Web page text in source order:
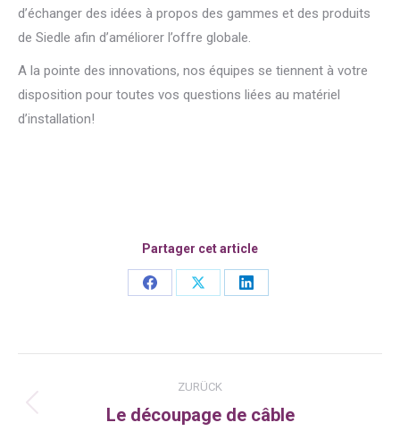
d’échanger des idées à propos des gammes et des produits
de Siedle afin d’améliorer l’offre globale.
A la pointe des innovations, nos équipes se tiennent à votre
disposition pour toutes vos questions liées au matériel
d’installation!
Partager cet article
Share
Share
Share
Kommentarnavigation
ZURÜCK
Vorheriger
Le découpage de câble